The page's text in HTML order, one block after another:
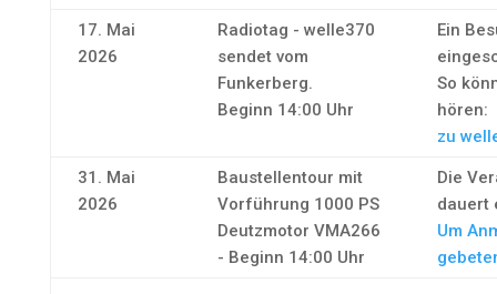
17. Mai
2026
Radiotag - welle370
sendet vom
Funkerberg.
Beginn 14:00 Uhr
Ein
So
hören:
zu
31. Mai
2026
Baustellentour mit
Vorführung 1000 PS
Deutzmotor VMA266
- Beginn 14:00 Uhr
Die
dauert
Um